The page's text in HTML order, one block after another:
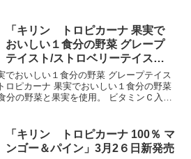
「キリン トロピカーナ 果実で
おいしい１食分の野菜 グレープ
テイスト/ストロベリーテイス
ト」4月2日新発売
おいしい１食分の野菜 グレープテイス
ロピカーナ 果実でおいしい１食分の野菜
分の野菜と果実を使用。 ビタミンＣ入
「キリン トロピカーナ 100％ マ
ンゴー＆パイン」3月2６日新発売